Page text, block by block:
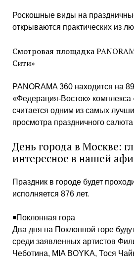
Роскошные виды на
открываются практических из
Смотровая площадка
Сити»
PANORAMA 360 находится на
«Федерация-Восток»
считается одним из самых
просмотра праздничного
День города в Москве:
интересное в нашей
Праздник в городе будет
исполняется 876 лет.
◾️Поклонная гора
Два дня на Поклонной горе
среди заявленных артистов
Чеботина, MIA BOYKA, Тося